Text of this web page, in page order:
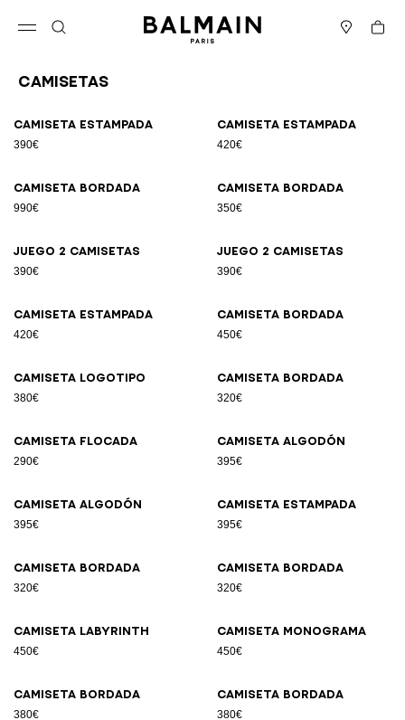
Cesta
Camisetas
Camiseta estampada
390€
Camiseta estampada
420€
Camiseta bordada
990€
Camiseta bordada
350€
Juego 2 camisetas
390€
Juego 2 camisetas
390€
Camiseta estampada
420€
Camiseta bordada
450€
Camiseta logotipo
380€
Camiseta bordada
320€
Camiseta flocada
290€
Camiseta algodón
395€
Camiseta algodón
395€
Camiseta estampada
395€
Camiseta bordada
320€
Camiseta bordada
320€
Camiseta Labyrinth
450€
Camiseta Monograma
450€
Camiseta bordada
380€
Camiseta bordada
380€